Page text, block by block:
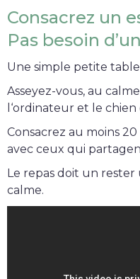
Consacrez un
Pas besoin
Une simple petite
Asseyez-vous, au
l‘ordinateur et le chien
Consacrez au moins
avec ceux qui
Le repas doit un
calme.